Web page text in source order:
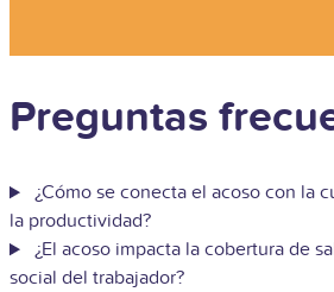
Preguntas
¿Cómo se conecta el acoso con la
la productividad?
¿El acoso impacta la cobertura de
social del trabajador?